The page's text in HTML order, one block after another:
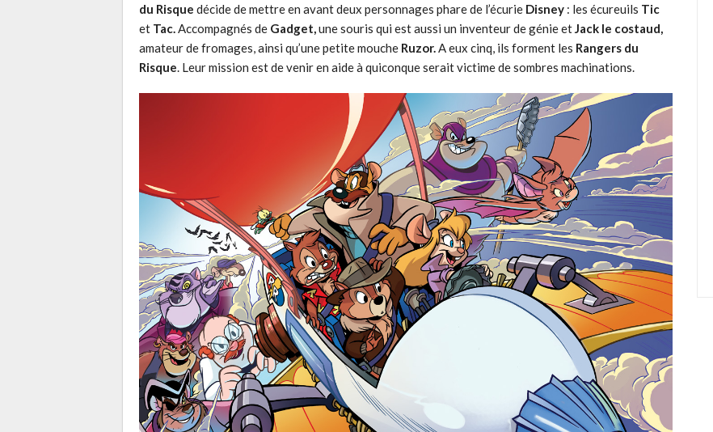
du Risque décide de mettre en avant deux personnages phare de l’écurie Disney : les écureuils Tic
et Tac.Accompagnés de Gadget,une souris qui est aussi un inventeur de génie etJack le costaud,
amateur de fromages, ainsi qu’une petite mouche Ruzor.A eux cinq, ils forment les Rangers du
Risque. Leur mission est de venir en aide à quiconque serait victime de sombres machinations.